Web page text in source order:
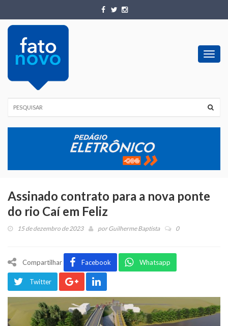
Assinado contrato para a nova ponte
do rio Caí em Feliz
15 de dezembro de 2023 porGuilherme Baptista 0
Compartilhar Facebook Whatsapp
Twitter